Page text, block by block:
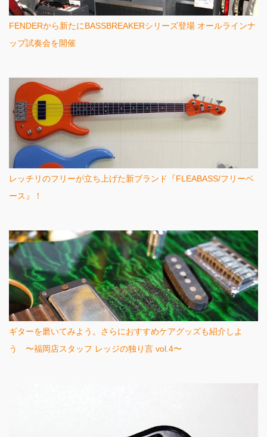
FENDERから新たにBASSBREAKERシリーズ登場 オールラインナ
ップ試奏会を開催
レッチリのフリーが立ち上げた新ブランド『FLEABASS/フリーベ
ース』！
ギターを磨いてみよう。さらにおすすめケアグッズも紹介しよ
う 〜福岡店スタッフ レッジの独り言 vol.4〜